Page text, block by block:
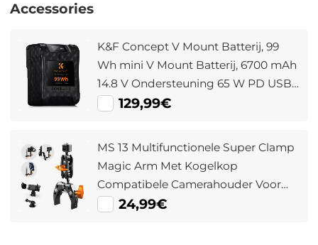
Accessories
K&F Concept V Mount Batterij, 99
Wh mini V Mount Batterij, 6700 mAh
14.8 V Ondersteuning 65 W PD USB-
C Snellader, met D-TAP, USB-A, USB-
129,99€
MS 13 Multifunctionele Super Clamp
Magic Arm Met Kogelkop
Compatibele Camerahouder Voor
Flitser / DSLR / Stabilisator
24,99€